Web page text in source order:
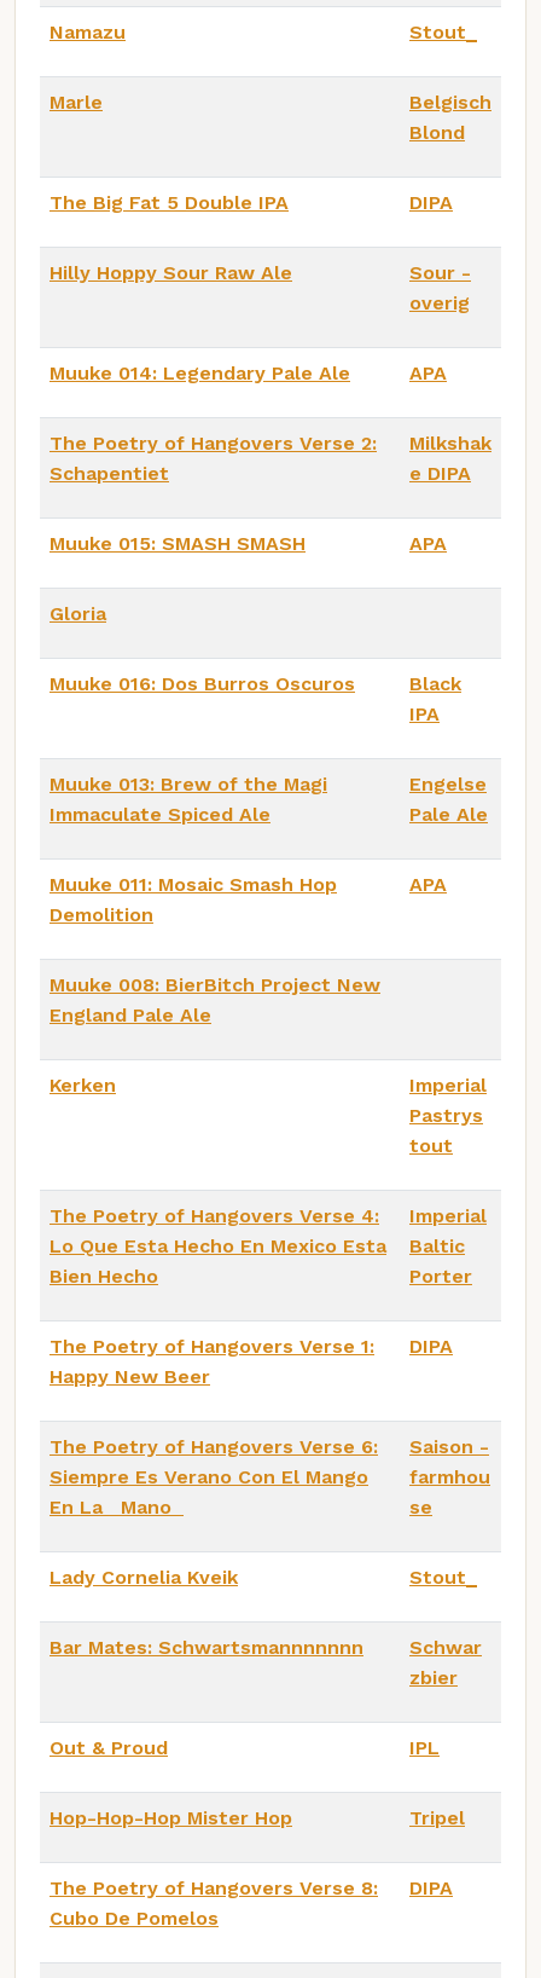
Namazu Stout_
Marle
Belgisch
Blond
The Big Fat 5 Double IPA DIPA
Hilly Hoppy Sour Raw Ale
Sour -
overig
Muuke 014: Legendary Pale Ale APA
The Poetry of Hangovers Verse 2:
Schapentiet
Milkshak
e DIPA
Muuke 015: SMASH SMASH APA
Gloria
Muuke 016: Dos Burros Oscuros
Black
IPA
Muuke 013: Brew of the Magi
Immaculate Spiced Ale
Engelse
Pale Ale
Muuke 011: Mosaic Smash Hop
Demolition
APA
Muuke 008: BierBitch Project New
England Pale Ale
Kerken
Imperial
Pastrys
tout
The Poetry of Hangovers Verse 4:
Lo Que Esta Hecho En Mexico Esta
Bien Hecho
Imperial
Baltic
Porter
The Poetry of Hangovers Verse 1:
Happy New Beer
DIPA
The Poetry of Hangovers Verse 6:
Siempre Es Verano Con El Mango
En La Mano
Saison -
farmhou
se
Lady Cornelia Kveik Stout_
Bar Mates: Schwartsmannnnnnn
Schwar
zbier
Out & Proud IPL
Hop-Hop-Hop Mister Hop Tripel
The Poetry of Hangovers Verse 8:
Cubo De Pomelos
DIPA